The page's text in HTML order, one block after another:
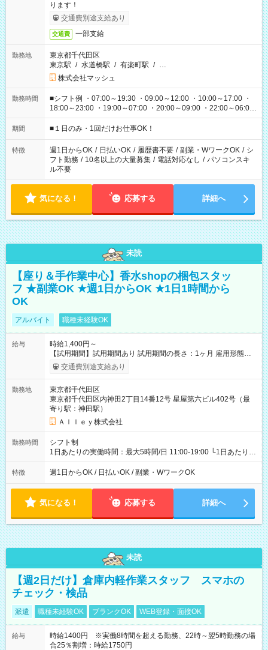
ります！
交通費別途支給あり
交通費 一部支給
勤務地
東京都千代田区
東京駅 / 水道橋駅 / 有楽町駅 / …
株式会社マッシュ
勤務時間
■シフト例 ・07:00～19:30 ・09:00～12:00 ・10:00～17:00 ・
18:00～23:00 ・19:00～07:00 ・20:00～09:00 ・22:00～06:00
etc ★最短で3時間で5,120円のお仕事から 15時間で2万円近く稼
げるお仕事も！ ご希望のお時間に合わせてご紹介！ ※シフトは
ください！
期間 ■１日のみ・1回だけお仕事OK！
特徴 週1日からOK / 日払いOK / 履歴書不要 / 副業・WワークOK / シ
フト勤務 / 10名以上の大量募集 / 電話対応なし / パソコンスキ
ル不要
気になる！ 応募する 詳細へ
未読
【座り＆手作業中心】香水shopの梱包スタッ
フ ★副業OK ★週1日からOK ★1日1時間から
OK
アルバイト 職種未経験OK
給与
時給1,400円～
【試用期間】試用期間あり 試用期間の長さ：1ヶ月 雇用形態、
給与は本採用時と同じです。
交通費別途支給あり
勤務地
東京都千代田区
東京都千代田区内神田2丁目14番12号 星屋第六ビル402号（最
寄り駅：神田駅）
Ａｌｌｅｙ株式会社
勤務時間
シフト制
1日あたりの実働時間：最大5時間/日 11:00-19:00 └1日あたりの
実働時間：1-5時間 └上記の時間帯内であれば、いつでも勤務可
能！ └平日・土曜日の中で、お好きな曜日でご勤務いただけま
18:00 などのように、自由な働き方が可能なお仕事です！
特徴 週1日からOK / 日払いOK / 副業・WワークOK
気になる！ 応募する 詳細へ
未読
【週2日だけ】倉庫内軽作業スタッフ スマホの
チェック・検品
派遣 職種未経験OK ブランクOK WEB登録・面接OK
給与
時給1400円 ※実働8時間を超える勤務、22時～翌5時勤務の場
合25％割増：時給1750円